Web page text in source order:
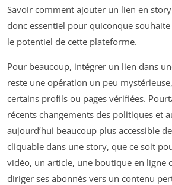
Savoir comment ajouter un lien en
donc essentiel pour quiconque
le potentiel de cette plateforme.
Pour beaucoup, intégrer un lien dans
reste une opération un peu
certains profils ou pages vérifiées.
récents changements des politiques et
aujourd’hui beaucoup plus accessible
cliquable dans une story, que ce soit
vidéo, un article, une boutique en ligne
diriger ses abonnés vers un contenu